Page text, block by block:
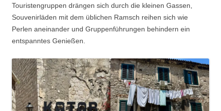
Touristengruppen drängen sich durch die kleinen Gassen,
Souvenirläden mit dem üblichen Ramsch reihen sich wie
Perlen aneinander und Gruppenführungen behindern ein
entspanntes Genießen.